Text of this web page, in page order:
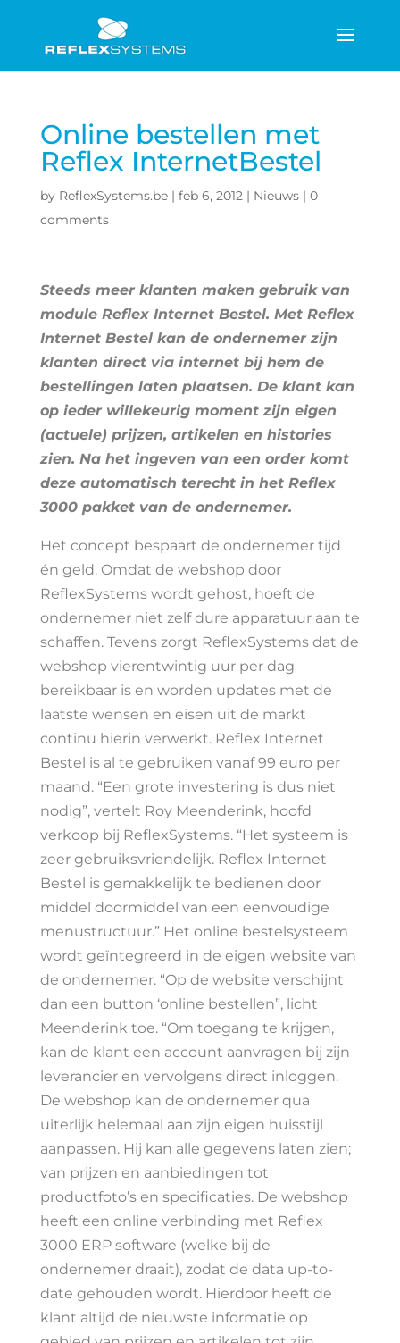
Online bestellen met
Reflex InternetBestel
by ReflexSystems.be| feb 6, 2012| Nieuws| 0
comments
Steeds meer klanten maken gebruik van
module Reflex Internet Bestel. Met Reflex
Internet Bestel kan de ondernemer zijn
klanten direct via internet bij hem de
bestellingen laten plaatsen. De klant kan
op ieder willekeurig moment zijn eigen
(actuele) prijzen, artikelen en histories
zien. Na het ingeven van een order komt
deze automatisch terecht in het Reflex
3000 pakket van de ondernemer.
Het concept bespaart de ondernemer tijd
én geld. Omdat de webshop door
ReflexSystems wordt gehost, hoeft de
ondernemer niet zelf dure apparatuur aan te
schaffen. Tevens zorgt ReflexSystems dat de
webshop vierentwintig uur per dag
bereikbaar is en worden updates met de
laatste wensen en eisen uit de markt
continu hierin verwerkt. Reflex Internet
Bestel is al te gebruiken vanaf 99 euro per
maand. “Een grote investering is dus niet
nodig”, vertelt Roy Meenderink, hoofd
verkoop bij ReflexSystems. “Het systeem is
zeer gebruiksvriendelijk. Reflex Internet
Bestel is gemakkelijk te bedienen door
middel doormiddel van een eenvoudige
menustructuur.” Het online bestelsysteem
wordt geïntegreerd in de eigen website van
de ondernemer. “Op de website verschijnt
dan een button ‘online bestellen”, licht
Meenderink toe. “Om toegang te krijgen,
kan de klant een account aanvragen bij zijn
leverancier en vervolgens direct inloggen.
De webshop kan de ondernemer qua
uiterlijk helemaal aan zijn eigen huisstijl
aanpassen. Hij kan alle gegevens laten zien;
van prijzen en aanbiedingen tot
productfoto’s en specificaties. De webshop
heeft een online verbinding met Reflex
3000 ERP software (welke bij de
ondernemer draait), zodat de data up-to-
date gehouden wordt. Hierdoor heeft de
klant altijd de nieuwste informatie op